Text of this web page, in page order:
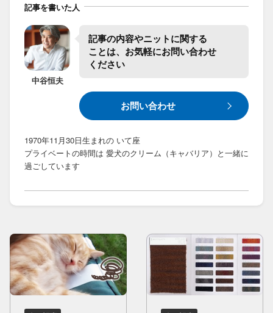
記事を書いた人
中谷恒夫
記事の​内容や​ニットに​関する​
ことは、​お気軽に​お問い合わせ​
ください
お問い合わせ
1970年11月30日生まれの いて座
プライベートの時間は 愛犬のクリーム（キャバリア）と一緒に
過ごしています